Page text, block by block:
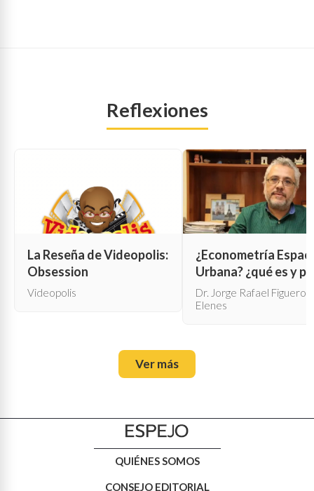
Reflexiones
La Reseña de Videopolis:
Obsession
Videopolis
¿Econometría
Urbana? ¿qué es y
qué sirve?
Dr. Jorge Rafael Figueroa
Elenes
Ver más
QUIÉNES SOMOS
CONSEJO EDITORIAL